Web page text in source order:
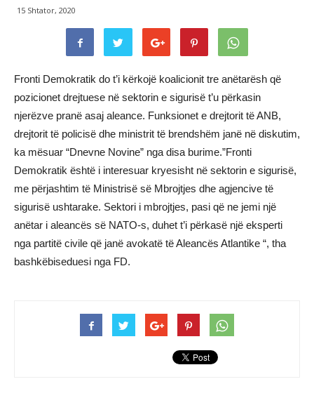
15 Shtator, 2020
Fronti Demokratik do t’i kërkojë koalicionit tre anëtarësh që
pozicionet drejtuese në sektorin e sigurisë t’u përkasin
njerëzve pranë asaj aleance. Funksionet e drejtorit të ANB,
drejtorit të policisë dhe ministrit të brendshëm janë në diskutim,
ka mësuar “Dnevne Novine” nga disa burime.”Fronti
Demokratik është i interesuar kryesisht në sektorin e sigurisë,
me përjashtim të Ministrisë së Mbrojtjes dhe agjencive të
sigurisë ushtarake. Sektori i mbrojtjes, pasi që ne jemi një
anëtar i aleancës së NATO-s, duhet t’i përkasë një eksperti
nga partitë civile që janë avokatë të Aleancës Atlantike “, tha
bashkëbiseduesi nga FD.